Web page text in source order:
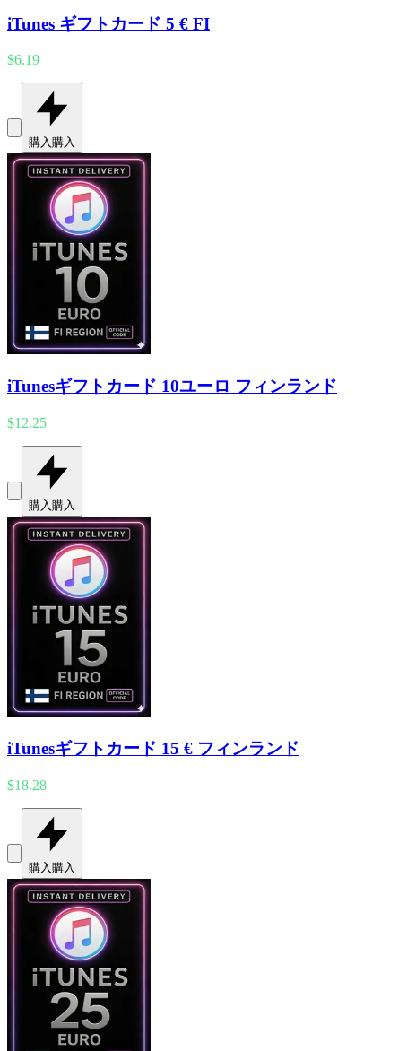
iTunes ギフトカード 5 € FI
$6.19
購入購入
iTunesギフトカード 10ユーロ フィンランド
$12.25
購入 購入
iTunesギフトカード 15 € フィンランド
$18.28
購入購入